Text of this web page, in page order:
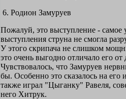
6. Родион Замуруев
Пожалуй, это выступление - самое
выступления струна не смогла
У этого скрипача не слишком
это очень выгодно отличало его
Чувствовалось, что Замуруев
бы. Особенно это сказалось на
также играл "Цыганку" Равеля,
него Хитрук.